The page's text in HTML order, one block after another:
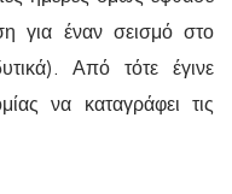
για έναν σεισμό στο
Από τότε έγινε
να καταγράφει τις